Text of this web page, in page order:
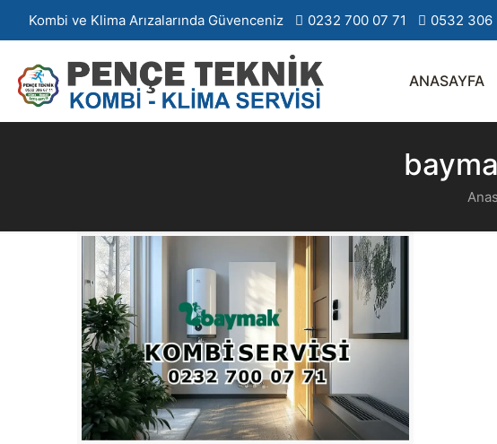
Kombi ve Klima Arızalarında Güvenceniz 0232 700 07 71 0532 306
ANASAYFA